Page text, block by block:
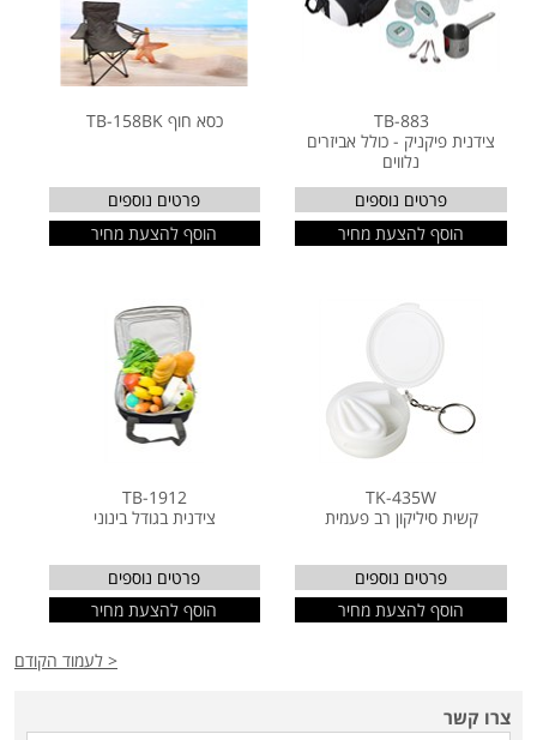
TB-883
צידנית פיקניק - כולל אביזרים
נלווים
פרטים נוספים
הוסף להצעת מחיר
כסא חוף TB-158BK
פרטים נוספים
הוסף להצעת מחיר
TK-435W
קשית סיליקון רב פעמית
פרטים נוספים
הוסף להצעת מחיר
TB-1912
צידנית בגודל בינוני
פרטים נוספים
הוסף להצעת מחיר
< לעמוד הקודם
צרו קשר